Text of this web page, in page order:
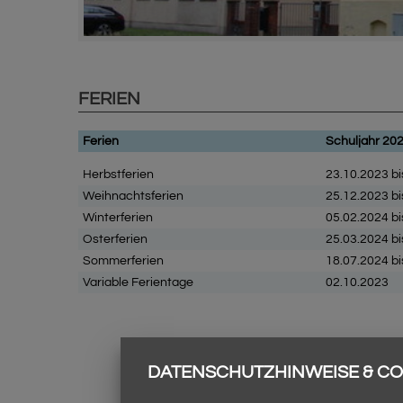
FERIEN
Ferien Schuljahr
Herbstferien
23.10.2023
Weihnachtsferien
25.12.2023
Winterferien
05.02.2024
Osterferien
25.03.2024
Sommerferien
18.07.2024
Variable Ferientage
02.10.2023
DATENSCHUTZHINWEISE &